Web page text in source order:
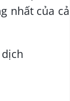
nhất của cả